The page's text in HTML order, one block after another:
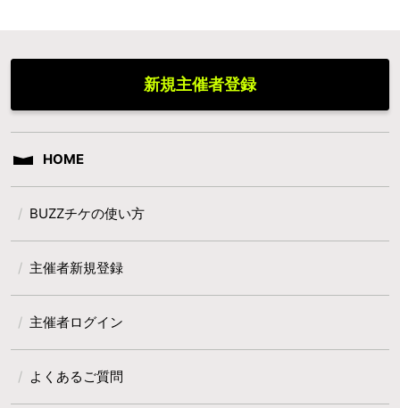
新規主催者登録
HOME
BUZZチケの使い方
主催者新規登録
主催者ログイン
よくあるご質問